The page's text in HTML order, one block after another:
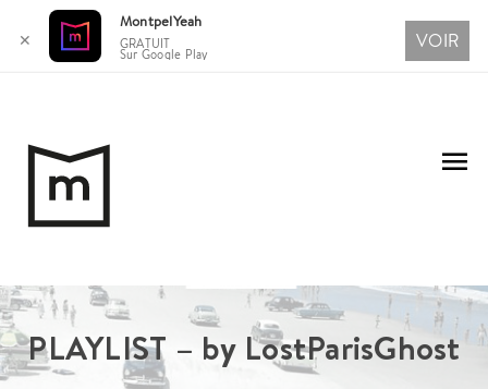
contenu
PLAYLIST – by LostParisGhost
✕
MontpelYeah
GRATUIT
Sur Google Play
VOIR